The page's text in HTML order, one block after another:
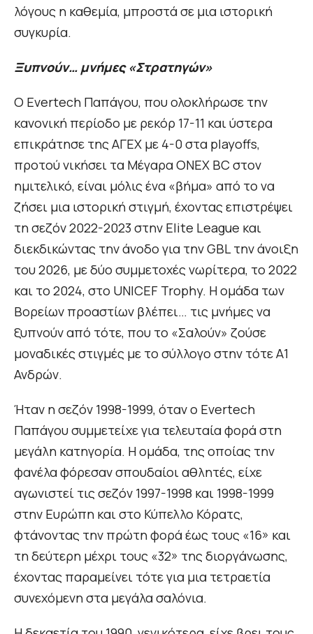
λόγους η καθεμία, μπροστά σε μια ιστορική
συγκυρία.
Ξυπνούν… μνήμες «Στρατηγών»
Ο Evertech Παπάγου, που ολοκλήρωσε την
κανονική περίοδο με ρεκόρ 17-11 και ύστερα
επικράτησε της ΑΓΕΧ με 4-0 στα playoffs,
προτού νικήσει τα Μέγαρα ΟΝΕΧ BC στον
ημιτελικό, είναι μόλις ένα «βήμα» από το να
ζήσει μια ιστορική στιγμή, έχοντας επιστρέψει
τη σεζόν 2022-2023 στην Elite League και
διεκδικώντας την άνοδο για την GBL την άνοιξη
του 2026, με δύο συμμετοχές νωρίτερα, το 2022
και το 2024, στο UNICEF Trophy. Η ομάδα των
Βορείων προαστίων βλέπει… τις μνήμες να
ξυπνούν από τότε, που το «Σαλούν» ζούσε
μοναδικές στιγμές με το σύλλογο στην τότε Α1
Ανδρών.
Ήταν η σεζόν 1998-1999, όταν ο Evertech
Παπάγου συμμετείχε για τελευταία φορά στη
μεγάλη κατηγορία. Η ομάδα, της οποίας την
φανέλα φόρεσαν σπουδαίοι αθλητές, είχε
αγωνιστεί τις σεζόν 1997-1998 και 1998-1999
στην Ευρώπη και στο Κύπελλο Κόρατς,
φτάνοντας την πρώτη φορά έως τους «16» και
τη δεύτερη μέχρι τους «32» της διοργάνωσης,
έχοντας παραμείνει τότε για μια τετραετία
συνεχόμενη στα μεγάλα σαλόνια.